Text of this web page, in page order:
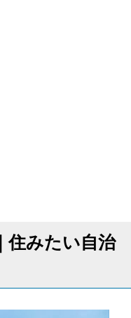
住みたい自治